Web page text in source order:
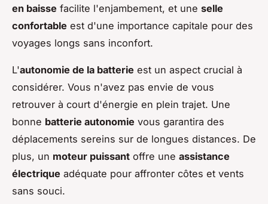
en baisse facilite l'enjambement, et une selle
confortable est d'une importance capitale pour des
voyages longs sans inconfort.
L'autonomie de la batterie est un aspect crucial à
considérer. Vous n'avez pas envie de vous
retrouver à court d'énergie en plein trajet. Une
bonne batterie autonomie vous garantira des
déplacements sereins sur de longues distances. De
plus, un moteur puissant offre une assistance
électrique adéquate pour affronter côtes et vents
sans souci.